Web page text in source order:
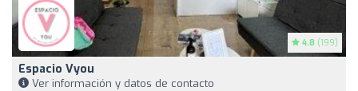
4.8 (199)
Espacio Vyou
Ver información y datos de contacto